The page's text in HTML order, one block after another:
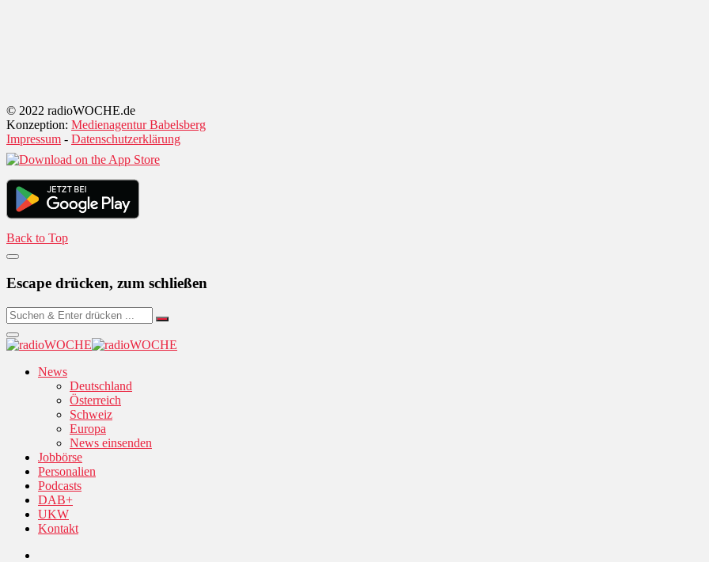
© 2022 radioWOCHE.de
Konzeption: Medienagentur Babelsberg
Impressum - Datenschutzerklärung
Back to Top
Escape drücken, zum schließen
News
Deutschland
Österreich
Schweiz
Europa
News einsenden
Jobbörse
Personalien
Podcasts
DAB+
UKW
Kontakt